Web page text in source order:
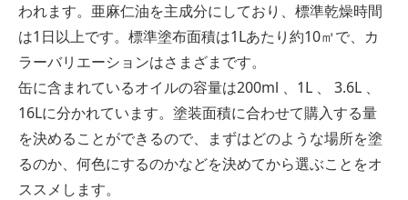
われます。亜麻仁油を主成分にしており、標準乾燥時間
は1日以上です。標準塗布面積は1Lあたり約10㎡で、カ
ラーバリエーションはさまざまです。
缶に含まれているオイルの容量は200ml 、1L 、 3.6L 、
16Lに分かれています。塗装面積に合わせて購入する量
を決めることができるので、まずはどのような場所を塗
るのか、何色にするのかなどを決めてから選ぶことをオ
ススメします。